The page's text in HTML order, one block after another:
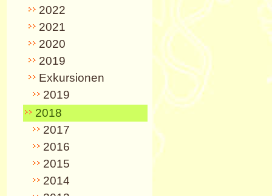
2022
2021
2020
2019
Exkursionen
2019
2018
2017
2016
2015
2014